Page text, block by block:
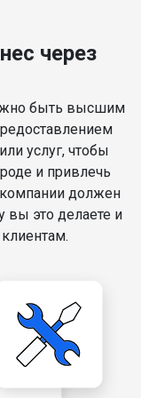
через
быть высшим
услуг, чтобы
и привлечь
должен
вы это делаете и